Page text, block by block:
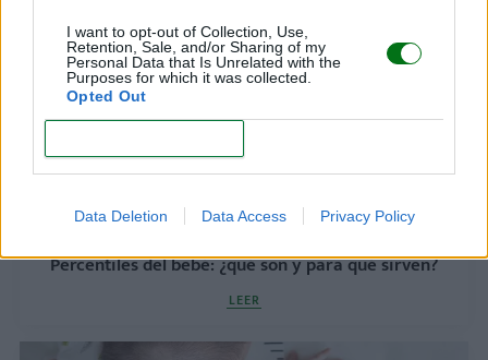
I want to opt-out of Collection, Use,
Retention, Sale, and/or Sharing of my
Personal Data that Is Unrelated with the
Purposes for which it was collected.
Opted Out
Data Deletion Data Access Privacy Policy
Percentiles del bebé: ¿qué son y para qué sirven?
LEER